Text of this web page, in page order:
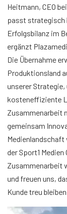
Heitmann, CEO
passt strategisch
Erfolgsbilanz im
ergänzt
Die Übernahme
Produktionsland
unserer Strategie,
kosteneffiziente
Zusammenarbeit
gemeinsam
Medienlandschaft
der Sport1
Zusammenarbeit
und freuen uns,
Kunde treu